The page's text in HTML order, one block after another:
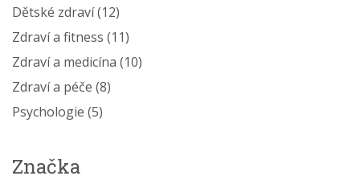
Dětské zdraví(12)
Zdraví a fitness (11)
Zdraví a medicína (10)
Zdraví a péče (8)
Psychologie (5)
Značka